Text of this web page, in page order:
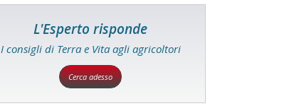
L'Esperto risponde
I consigli di Terra e Vita agli agricoltori
Cerca adesso